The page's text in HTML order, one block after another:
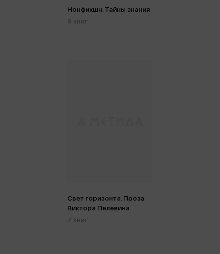
Нонфикшн. Тайны знания
9 книг
Свет горизонта. Проза
Виктора Пелевина
7 книг